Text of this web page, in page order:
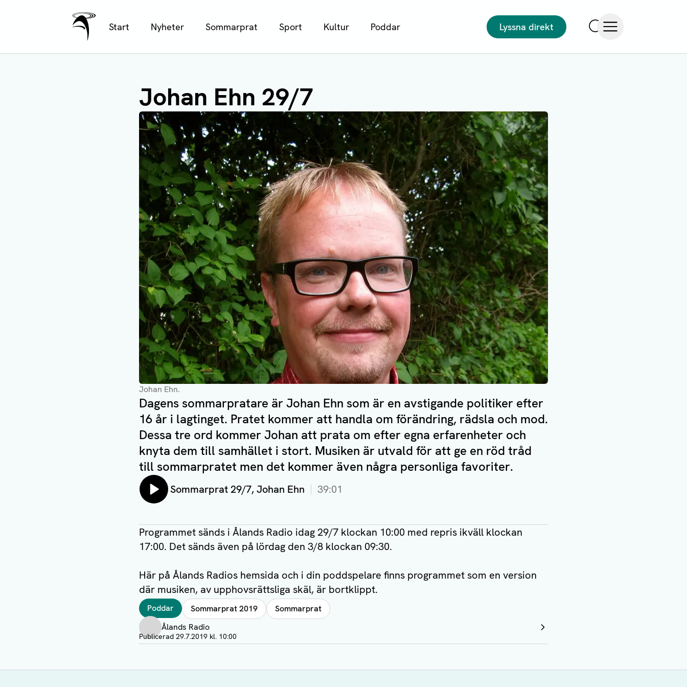
Ålands Radio & TV
Start Nyheter Sommarprat Sport Kultur Poddar
Lyssna direkt
Johan Ehn 29/7
Johan Ehn.
Dagens sommarpratare är Johan Ehn som är en avstigande politiker efter
16 år i lagtinget. Pratet kommer att handla om förändring, rädsla och mod.
Dessa tre ord kommer Johan att prata om efter egna erfarenheter och
knyta dem till samhället i stort. Musiken är utvald för att ge en röd tråd
till sommarpratet men det kommer även några personliga favoriter.
Lyssna på:
Sommarprat 29/7, Johan Ehn 39:01
Programmet sänds i Ålands Radio idag 29/7 klockan 10:00 med repris ikväll klockan
17:00. Det sänds även på lördag den 3/8 klockan 09:30.
Här på Ålands Radios hemsida och i din poddspelare finns programmet som en version
där musiken, av upphovsrättsliga skäl, är bortklippt.
Taggar
Poddar Sommarprat 2019 Sommarprat
Författare
Ålands Radio
Visa profil
Publicerad 29.7.2019 kl. 10:00